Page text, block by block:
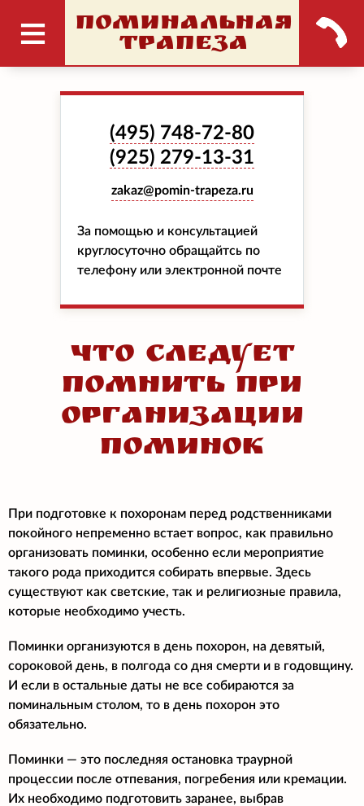
ПОМИНАЛЬНАЯ
ТРАПЕЗА
(495) 748-72-80
(925) 279-13-31
zakaz@pomin-trapeza.ru
За помощью и консультацией
круглосуточно обращайтсь по
телефону или электронной почте
Что следует
помнить при
организации
поминок
При подготовке к похоронам перед родственниками
покойного непременно встает вопрос, как правильно
организовать поминки, особенно если мероприятие
такого рода приходится собирать впервые. Здесь
существуют как светские, так и религиозные правила,
которые необходимо учесть.
Поминки организуются в день похорон, на девятый,
сороковой день, в полгода со дня смерти и в годовщину.
И если в остальные даты не все собираются за
поминальным столом, то в день похорон это
обязательно.
Поминки — это последняя остановка траурной
процессии после отпевания, погребения или кремации.
Их необходимо подготовить заранее, выбрав